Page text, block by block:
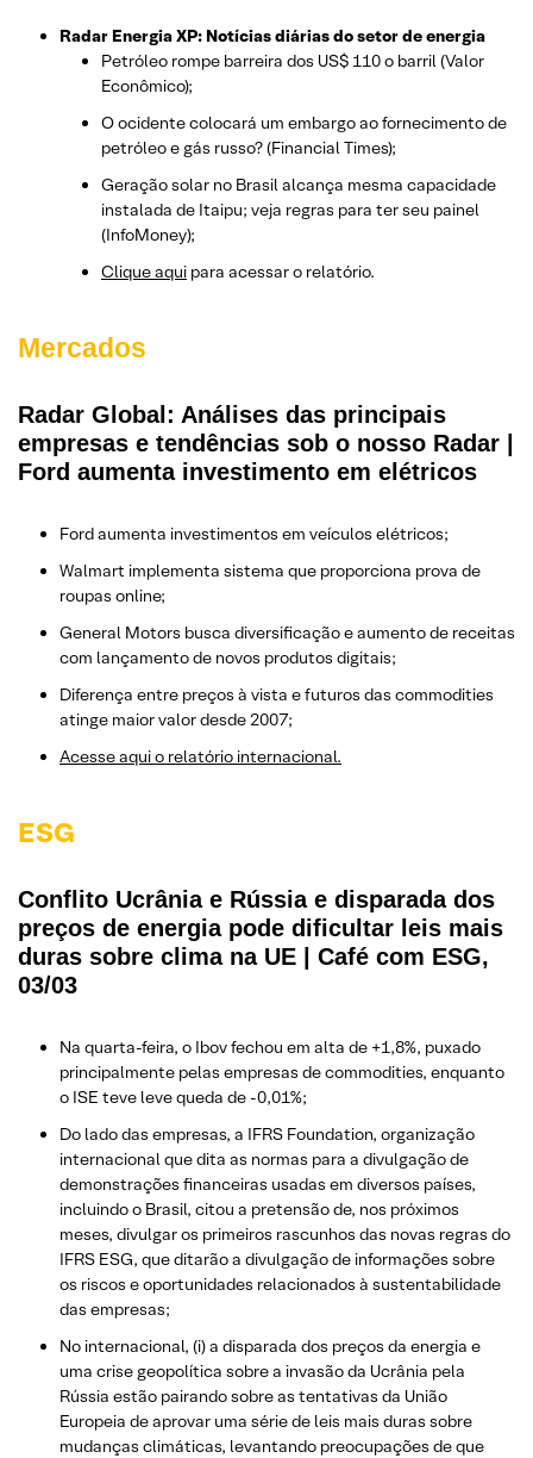
Radar Energia XP: Notícias diárias do setor de energia
Petróleo rompe barreira dos US$ 110 o barril (Valor
Econômico);
O ocidente colocará um embargo ao fornecimento de
petróleo e gás russo? (Financial Times);
Geração solar no Brasil alcança mesma capacidade
instalada de Itaipu; veja regras para ter seu painel
(InfoMoney);
Clique aqui para acessar o relatório.
Mercados
Radar Global: Análises das principais
empresas e tendências sob o nosso Radar |
Ford aumenta investimento em elétricos
Ford aumenta investimentos em veículos elétricos;
Walmart implementa sistema que proporciona prova de
roupas online;
General Motors busca diversificação e aumento de receitas
com lançamento de novos produtos digitais;
Diferença entre preços à vista e futuros das commodities
atinge maior valor desde 2007;
Acesse aqui o relatório internacional.
ESG
Conflito Ucrânia e Rússia e disparada dos
preços de energia pode dificultar leis mais
duras sobre clima na UE | Café com ESG,
03/03
Na quarta-feira, o Ibov fechou em alta de +1,8%, puxado
principalmente pelas empresas de commodities, enquanto
o ISE teve leve queda de -0,01%;
Do lado das empresas, a IFRS Foundation, organização
internacional que dita as normas para a divulgação de
demonstrações financeiras usadas em diversos países,
incluindo o Brasil, citou a pretensão de, nos próximos
meses, divulgar os primeiros rascunhos das novas regras do
IFRS ESG, que ditarão a divulgação de informações sobre
os riscos e oportunidades relacionados à sustentabilidade
das empresas;
No internacional, (i) a disparada dos preços da energia e
uma crise geopolítica sobre a invasão da Ucrânia pela
Rússia estão pairando sobre as tentativas da União
Europeia de aprovar uma série de leis mais duras sobre
mudanças climáticas, levantando preocupações de que